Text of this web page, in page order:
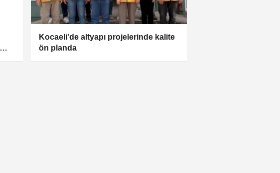
Kocaeli'de altyapı projelerinde kalite
ön planda